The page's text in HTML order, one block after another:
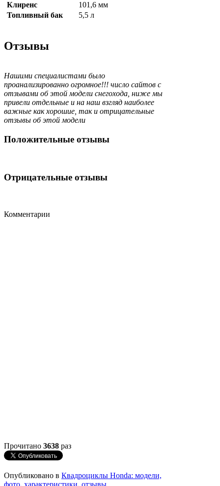
Клиренс
101,6 мм
Топливный бак
5,5 л
Отзывы
Нашими специалистами было
проанализированно огромное!!! число сайтов с
отзывами об этой модели снегохода, ниже мы
привели отдельные и на наш взгляд наиболее
важные как хорошие, так и отрицательные
отзывы об этой модели
Положительные отзывы
Отрицательные отзывы
Комментарии
Прочитано 3638 раз
Опубликовано в Квадроциклы Honda: модели,
фото, характеристики, отзывы